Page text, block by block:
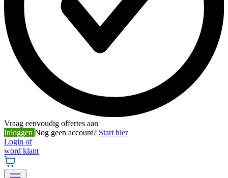
Vraag eenvoudig offertes aan
Inloggen Nog geen account? Start hier
Login of
word klant